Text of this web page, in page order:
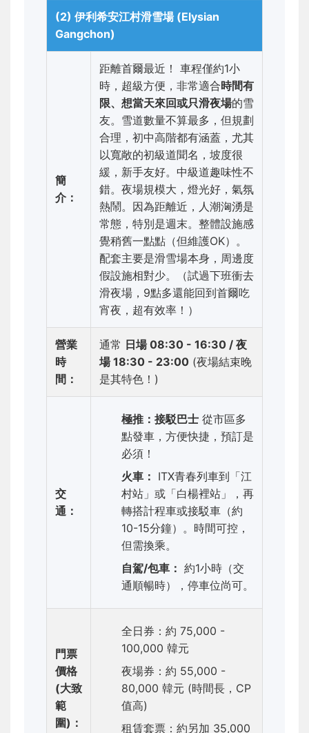
(2) 伊利希安江村滑雪場 (Elysian
Gangchon)
簡
介：
距離首爾最近！ 車程僅約1小
時，超級方便，非常適合時間有
限、想當天來回或只滑夜場的雪
友。雪道數量不算最多，但規劃
合理，初中高階都有涵蓋，尤其
以寬敞的初級道聞名，坡度很
緩，新手友好。中級道趣味性不
錯。夜場規模大，燈光好，氣氛
熱鬧。因為距離近，人潮洶湧是
常態，特別是週末。整體設施感
覺稍舊一點點（但維護OK）。
配套主要是滑雪場本身，周邊度
假設施相對少。（試過下班衝去
滑夜場，9點多還能回到首爾吃
宵夜，超有效率！）
營業
時
間：
通常 日場 08:30 - 16:30 / 夜
場 18:30 - 23:00 (夜場結束晚
是其特色！)
交
通：
極推：接駁巴士 從市區多
點發車，方便快捷，預訂是
必須！
火車： ITX青春列車到「江
村站」或「白楊裡站」，再
轉搭計程車或接駁車（約
10-15分鐘）。時間可控，
但需換乘。
自駕/包車： 約1小時（交
通順暢時），停車位尚可。
門票
價格
(大致
範
圍)：
全日券：約 75,000 -
100,000 韓元
夜場券：約 55,000 -
80,000 韓元 (時間長，CP
值高)
租賃套票：約另加 35,000